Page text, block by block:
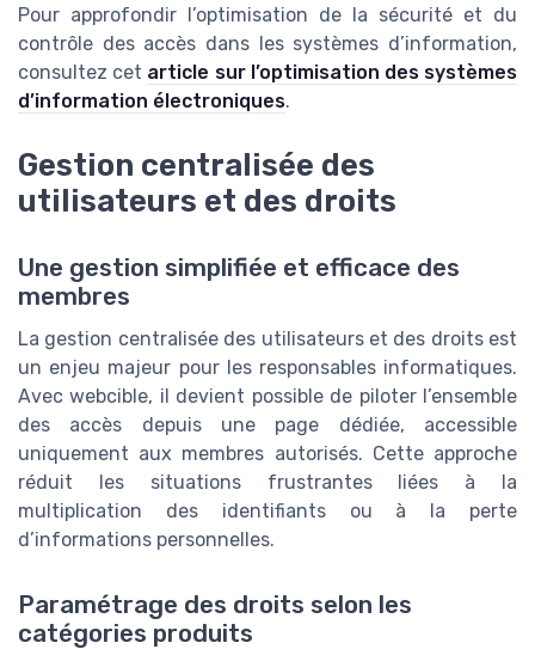
Pour approfondir l’optimisation de la sécurité et du
contrôle des accès dans les systèmes d’information,
consultez cet article sur l’optimisation des systèmes
d’information électroniques.
Gestion centralisée des
utilisateurs et des droits
Une gestion simplifiée et efficace des
membres
La gestion centralisée des utilisateurs et des droits est
un enjeu majeur pour les responsables informatiques.
Avec webcible, il devient possible de piloter l’ensemble
des accès depuis une page dédiée, accessible
uniquement aux membres autorisés. Cette approche
réduit les situations frustrantes liées à la
multiplication des identifiants ou à la perte
d’informations personnelles.
Paramétrage des droits selon les
catégories produits